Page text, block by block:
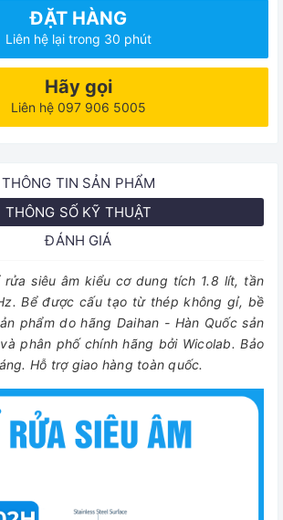
ĐẶT HÀNG
Liên hệ lại trong 30 phút
Hãy gọi
Liên hệ 097 906 5005
THÔNG TIN SẢN PHẨM
THÔNG SỐ KỸ THUẬT
ĐÁNH GIÁ
rửa siêu âm kiểu cơ dung tích 1.8 lít, tần
Bể được cấu tạo từ thép không gỉ, bề
phẩm do hãng Daihan - Hàn Quốc sản
phân phố chính hãng bởi Wicolab. Bảo
Hỗ trợ giao hàng toàn quốc.